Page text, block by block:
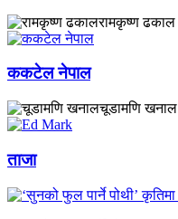
रामकृष्ण ढकाल
ककटेल नेपाल
चूडामणि खनाल
ताजा